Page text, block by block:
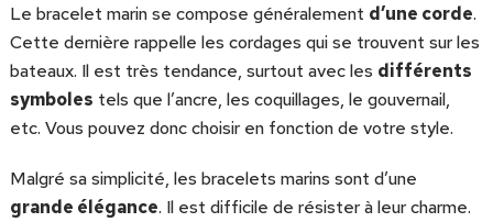
Le bracelet marin se compose généralement d’une corde.
Cette dernière rappelle les cordages qui se trouvent sur les
bateaux. Il est très tendance, surtout avec les différents
symboles tels que l’ancre, les coquillages, le gouvernail,
etc. Vous pouvez donc choisir en fonction de votre style.
Malgré sa simplicité, les bracelets marins sont d’une
grande élégance. Il est difficile de résister à leur charme.